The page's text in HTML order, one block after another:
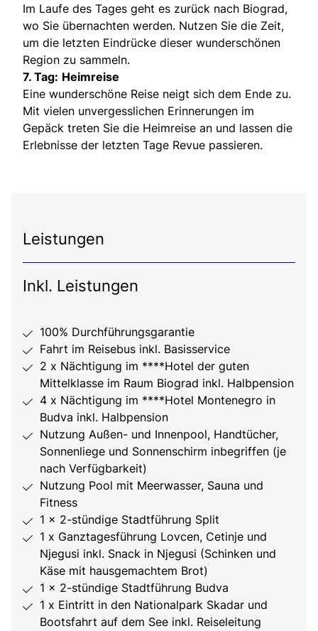
Im Laufe des Tages geht es zurück nach Biograd,
wo Sie übernachten werden. Nutzen Sie die Zeit,
um die letzten Eindrücke dieser wunderschönen
Region zu sammeln.
7. Tag: Heimreise
Eine wunderschöne Reise neigt sich dem Ende zu.
Mit vielen unvergesslichen Erinnerungen im
Gepäck treten Sie die Heimreise an und lassen die
Erlebnisse der letzten Tage Revue passieren.
Leistungen
Inkl. Leistungen
100% Durchführungsgarantie
Fahrt im Reisebus inkl. Basisservice
2 x Nächtigung im ****Hotel der guten
Mittelklasse im Raum Biograd inkl. Halbpension
4 x Nächtigung im ****Hotel Montenegro in
Budva inkl. Halbpension
Nutzung Außen- und Innenpool, Handtücher,
Sonnenliege und Sonnenschirm inbegriffen (je
nach Verfügbarkeit)
Nutzung Pool mit Meerwasser, Sauna und
Fitness
1 x 2-stündige Stadtführung Split
1 x Ganztagesführung Lovcen, Cetinje und
Njegusi inkl. Snack in Njegusi (Schinken und
Käse mit hausgemachtem Brot)
1 x 2-stündige Stadtführung Budva
1 x Eintritt in den Nationalpark Skadar und
Bootsfahrt auf dem See inkl. Reiseleitung